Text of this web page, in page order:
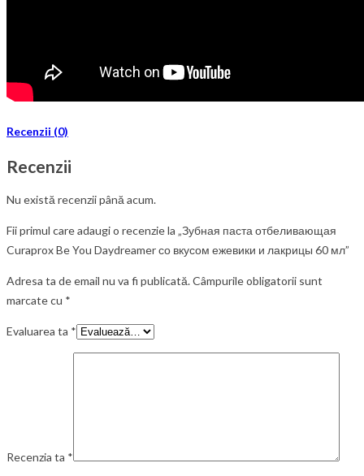
Recenzii (0)
Recenzii
Nu există recenzii până acum.
Fii primul care adaugi o recenzie la „Зубная паста отбеливающая
Curaprox Be You Daydreamer со вкусом ежевики и лакрицы 60 мл”
Adresa ta de email nu va fi publicată.Câmpurile obligatorii sunt
marcate cu *
Evaluarea ta *
Recenzia ta *